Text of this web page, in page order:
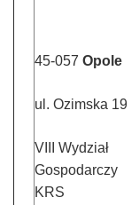
45-057 Opole
ul. Ozimska 19
VIII Wydział
Gospodarczy
KRS